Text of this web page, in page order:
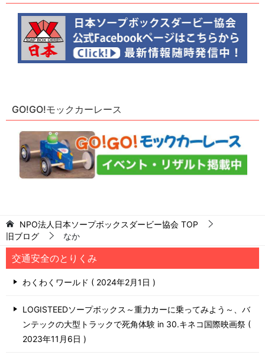
GO!GO!モックカーレース
NPO法人日本ソープボックスダービー協会 TOP
旧ブログ
なか
交通安全のとりくみ
わくわくワールド 2024年2月1日
LOGISTEEDソープボックス～重力カーに乗ってみよう～、バ
ンテックの大型トラックで死角体験 in 30.キネコ国際映画祭
2023年11月6日